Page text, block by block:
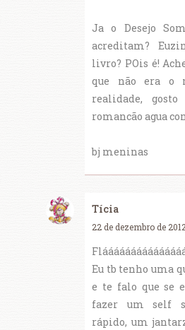
Ja o Desejo
acreditam?
livro? POis é!
que não era o
realidade,
romancão agua
bj meninas
Tícia
22 de dezembro de
Eu tb tenho uma
e te falo que se
fazer um self
rápido, um